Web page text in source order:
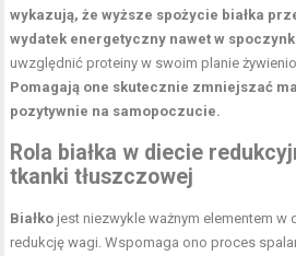
wykazują, że wyższe spożycie białka
wydatek energetyczny nawet w
uwzględnić proteiny w swoim planie
Pomagają one skutecznie zmniejszać
pozytywnie na samopoczucie.
Rola białka w diecie
tkanki tłuszczowej
Białko jest niezwykle ważnym elementem w
redukcję wagi. Wspomaga ono proces